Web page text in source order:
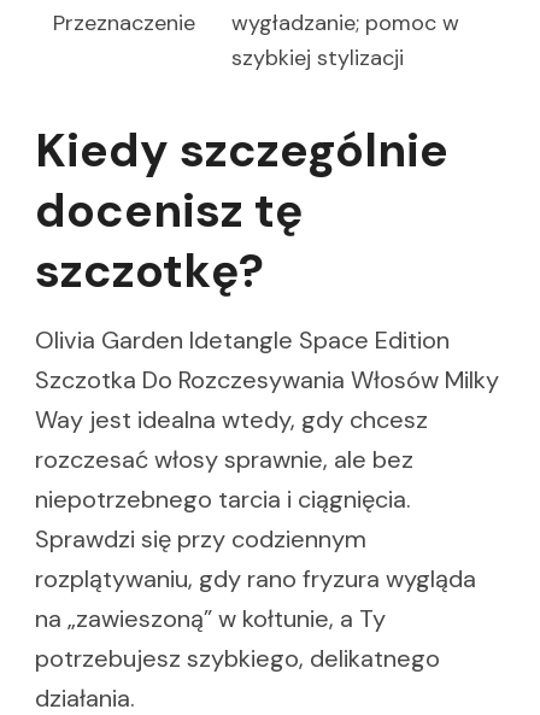
Przeznaczenie
wygładzanie; pomoc w
szybkiej stylizacji
Kiedy szczególnie
docenisz tę
szczotkę?
Olivia Garden Idetangle Space Edition
Szczotka Do Rozczesywania Włosów Milky
Way jest idealna wtedy, gdy chcesz
rozczesać włosy sprawnie, ale bez
niepotrzebnego tarcia i ciągnięcia.
Sprawdzi się przy codziennym
rozplątywaniu, gdy rano fryzura wygląda
na „zawieszoną” w kołtunie, a Ty
potrzebujesz szybkiego, delikatnego
działania.